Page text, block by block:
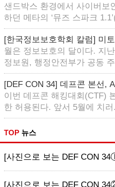
샌드박스 환경에서 사이버보
하던 메타의 ‘뮤즈 스파크
[한국정보보호학회 칼럼] 미
월은 정보보호의 달이다. 지
정보원, 행정안전부가 공동
[DEF CON 34] 데프콘 본선,
이번 데프콘 해킹대회(CTF)
한 허용된다. 앞서 5월에 치러
TOP 뉴스
[사진으로 보는 DEF CON
[사진으로 보는 DEF CON